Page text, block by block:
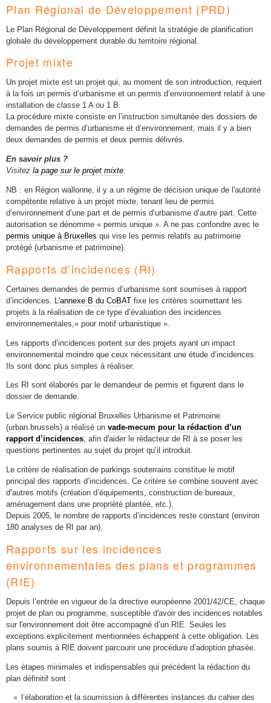
Plan Régional de Développement (PRD)
Le Plan Régional de Développement définit la stratégie de planification
globale du développement durable du territoire régional.
Projet mixte
Un projet mixte est un projet qui, au moment de son introduction, requiert
à la fois un permis d’urbanisme et un permis d’environnement relatif à une
installation de classe 1 A ou 1 B.
La procédure mixte consiste en l’instruction simultanée des dossiers de
demandes de permis d’urbanisme et d’environnement, mais il y a bien
deux demandes de permis et deux permis délivrés.
En savoir plus ?
Visitez la page sur le projet mixte.
NB : en Région wallonne, il y a un régime de décision unique de l'autorité
compétente relative à un projet mixte, tenant lieu de permis
d’environnement d’une part et de permis d’urbanisme d’autre part. Cette
autorisation se dénomme « permis unique ». A ne pas confondre avec le
permis unique à Bruxelles qui vise les permis relatifs au patrimoine
protégé (urbanisme et patrimoine).
Rapports d’incidences (RI)
Certaines demandes de permis d’urbanisme sont soumises à rapport
d’incidences. L'annexe B du CoBAT fixe les critères soumettant les
projets à la réalisation de ce type d’évaluation des incidences
environnementales,« pour motif urbanistique ».
Les rapports d’incidences portent sur des projets ayant un impact
environnemental moindre que ceux nécessitant une étude d’incidences.
Ils sont donc plus simples à réaliser.
Les RI sont élaborés par le demandeur de permis et figurent dans le
dossier de demande.
Le Service public régional Bruxelles Urbanisme et Patrimoine
(urban.brussels) a réalisé un vade-mecum pour la rédaction d’un
rapport d’incidences, afin d'aider le rédacteur de RI à se poser les
questions pertinentes au sujet du projet qu’il introduit.
Le critère de réalisation de parkings souterrains constitue le motif
principal des rapports d’incidences. Ce critère se combine souvent avec
d’autres motifs (création d’équipements, construction de bureaux,
aménagement dans une propriété plantée, etc.).
Depuis 2005, le nombre de rapports d’incidences reste constant (environ
180 analyses de RI par an).
Rapports sur les incidences
environnementales des plans et programmes
(RIE)
Depuis l’entrée en vigueur de la directive européenne 2001/42/CE, chaque
projet de plan ou programme, susceptible d'avoir des incidences notables
sur l'environnement doit être accompagné d’un RIE. Seules les
exceptions explicitement mentionnées échappent à cette obligation. Les
plans soumis à RIE doivent parcourir une procédure d’adoption phasée.
Les étapes minimales et indispensables qui précèdent la rédaction du
plan définitif sont :
l’élaboration et la soumission à différentes instances du cahier des